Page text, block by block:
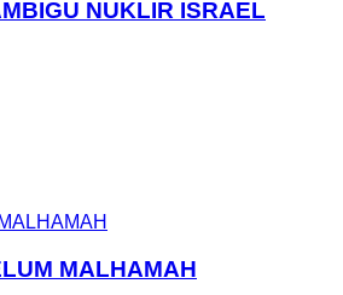
NUKLIR ISRAEL
MALHAMAH